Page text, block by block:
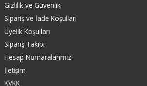
Gizlilik ve Güvenlik
Sipariş ve İade Koşulları
Üyelik Koşulları
Sipariş Takibi
Hesap Numaralarımız
İletişim
KVKK